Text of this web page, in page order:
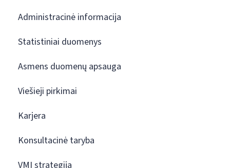
Administracinė informacija
Statistiniai duomenys
Asmens duomenų apsauga
Viešieji pirkimai
Karjera
Konsultacinė taryba
VMI strategija